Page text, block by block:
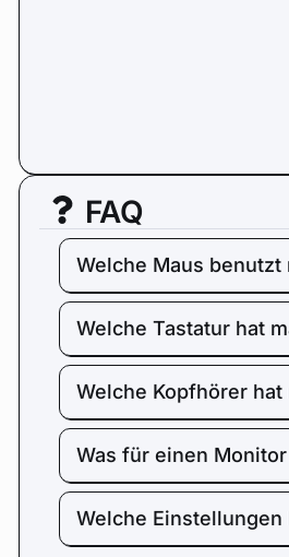
FAQ
Welche Maus benutzt
Welche Tastatur hat
Welche Kopfhörer hat
Was für einen
Welche